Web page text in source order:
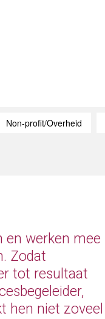
Non-profit/Overheid
en werken mee
Zodat
tot resultaat
hen niet zoveel